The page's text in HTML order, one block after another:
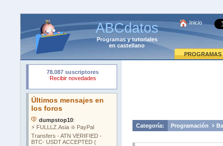
ABCdatos
Programasytutoriales
en castellano
Inicio
PROGRAMAS
Categoría: Programación